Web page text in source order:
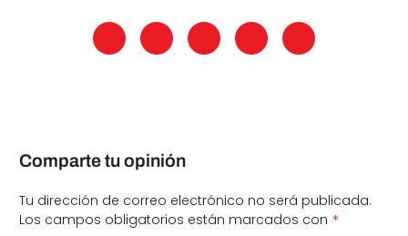
Comparte tu opinión
Tu dirección de correo electrónico no será publicada.
Los campos obligatorios están marcados con *